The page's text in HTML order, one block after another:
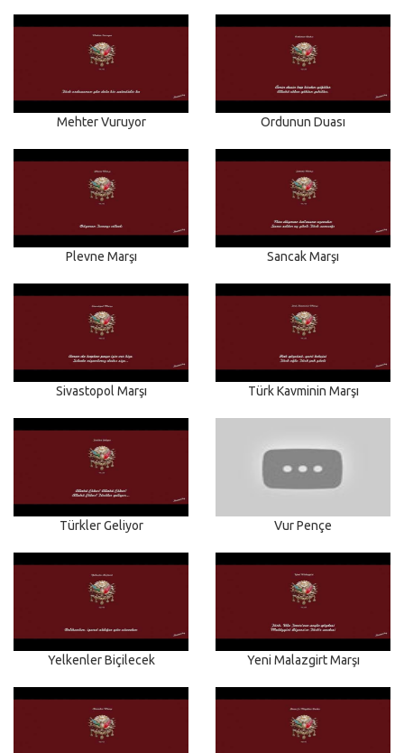
Mehter Vuruyor Ordunun Duası
Plevne Marşı Sancak Marşı
Sivastopol Marşı Türk Kavminin Marşı
Türkler Geliyor Vur Pençe
Yelkenler Biçilecek Yeni Malazgirt Marşı